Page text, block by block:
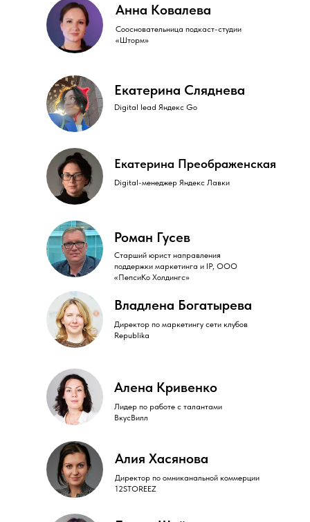
Анна Ковалева
Cоосновательница подкаст-студии
«Шторм»
Екатерина Сляднева
Digital lead Яндекс Go
Екатерина Преображенская
Digital-менеджер Яндекс Лавки
Роман Гусев
Старший юрист направления
поддержки маркетинга и IP, ООО
«ПепсиКо Холдингс»
Алена Кривенко
Лидер по работе с талантами
ВкусВилл
Алия Хасянова
Директор по омниканальной коммерции
12STOREEZ
Владлена Богатырева
Директор по маркетингу сети клубов
Republika